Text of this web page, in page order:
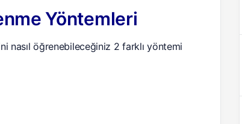
Yöntemleri
nasıl öğrenebileceğiniz 2 farklı yöntemi